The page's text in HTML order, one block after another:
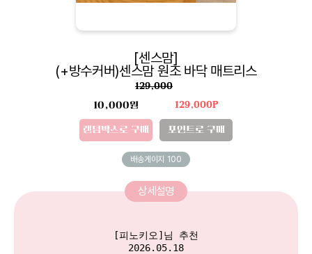
[센스맘]
(+방수커버)센스맘 원조 바닥 매트리스
129,000
10,000원
랜덤박스로 구매
129,000P
포인트로 구매
배송게이지 100
상세설명
[피노키오]님 추천
2026.05.18